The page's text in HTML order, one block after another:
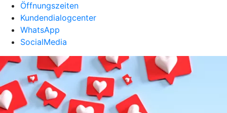
Öffnungszeiten
Kundendialogcenter
WhatsApp
SocialMedia